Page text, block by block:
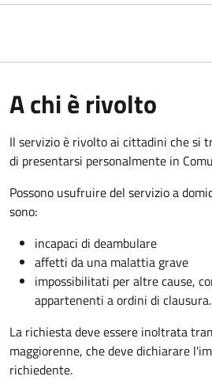
A chi è rivolto
Il servizio è rivolto ai cittadini che si
di presentarsi personalmente in
Possono usufruire del servizio a
sono:
incapaci di deambulare
affetti da una malattia grave
impossibilitati per altre cause,
appartenenti a ordini di clausura.
La richiesta deve essere inoltrata
maggiorenne, che deve dichiarare
richiedente.